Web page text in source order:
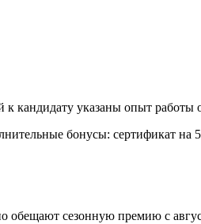
указаны опыт работы
бонусы: сертификат на
сезонную премию с